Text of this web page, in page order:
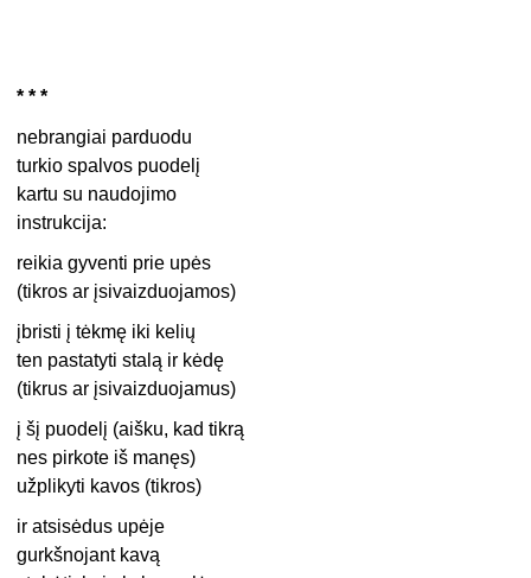
* * *
nebrangiai parduodu
turkio spalvos puodelį
kartu su naudojimo
instrukcija:
reikia gyventi prie upės
(tikros ar įsivaizduojamos)
įbristi į tėkmę iki kelių
ten pastatyti stalą ir kėdę
(tikrus ar įsivaizduojamus)
į šį puodelį (aišku, kad tikrą
nes pirkote iš manęs)
užplikyti kavos (tikros)
ir atsisėdus upėje
gurkšnojant kavą